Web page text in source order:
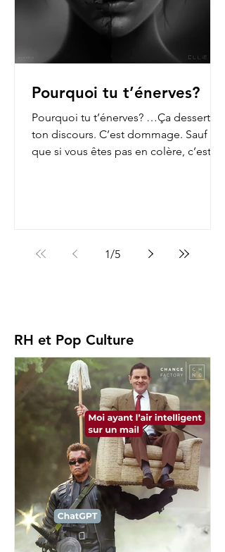
Pourquoi tu t’énerves?
Pourquoi tu t’énerves? …Ça dessert
ton discours. C’est dommage. Sauf
que si vous êtes pas en colère, c’est
1/5
RH et Pop Culture